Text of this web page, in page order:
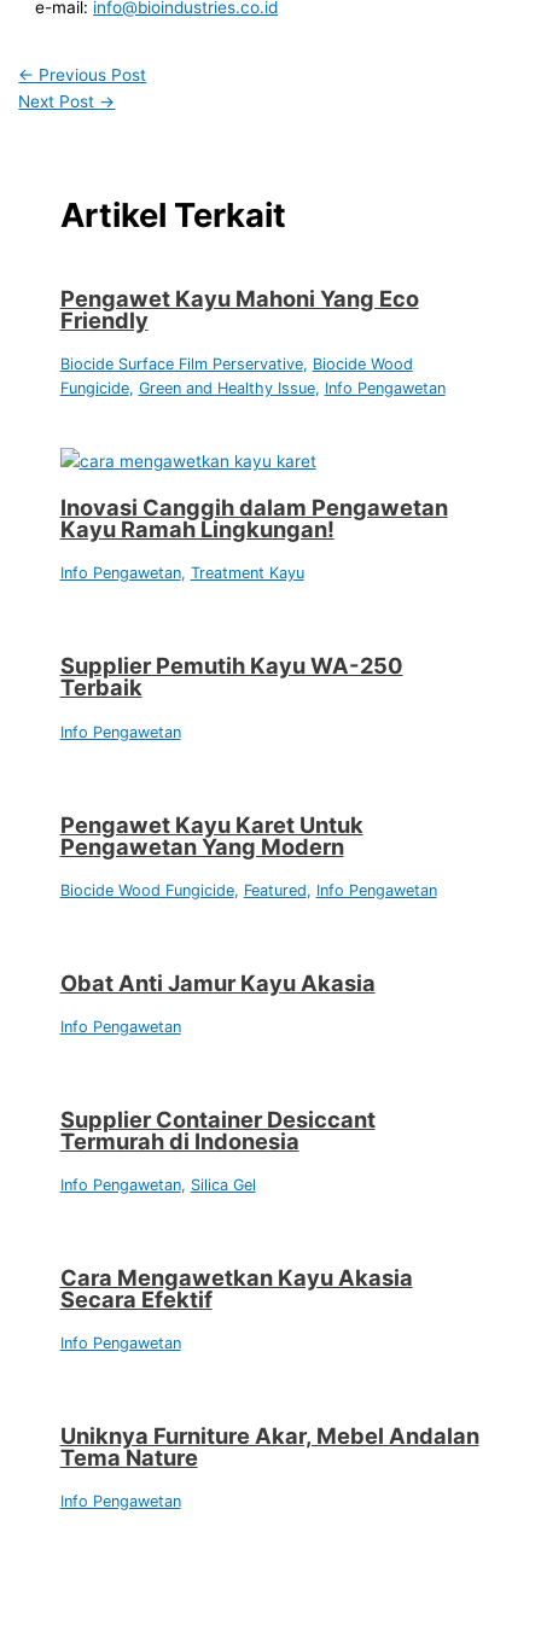
e-mail: info@bioindustries.co.id
← Previous Post
Next Post →
Artikel Terkait
Pengawet Kayu Mahoni Yang Eco
Friendly
Biocide Surface Film Perservative, Biocide Wood
Fungicide, Green and Healthy Issue, Info Pengawetan
Inovasi Canggih dalam Pengawetan
Kayu Ramah Lingkungan!
Info Pengawetan, Treatment Kayu
Supplier Pemutih Kayu WA-250
Terbaik
Info Pengawetan
Pengawet Kayu Karet Untuk
Pengawetan Yang Modern
Biocide Wood Fungicide, Featured, Info Pengawetan
Obat Anti Jamur Kayu Akasia
Info Pengawetan
Supplier Container Desiccant
Termurah di Indonesia
Info Pengawetan, Silica Gel
Cara Mengawetkan Kayu Akasia
Secara Efektif
Info Pengawetan
Uniknya Furniture Akar, Mebel Andalan
Tema Nature
Info Pengawetan